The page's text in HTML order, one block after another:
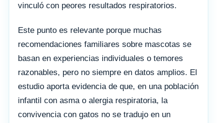
vinculó con peores resultados respiratorios.
Este punto es relevante porque muchas
recomendaciones familiares sobre mascotas se
basan en experiencias individuales o temores
razonables, pero no siempre en datos amplios. El
estudio aporta evidencia de que, en una población
infantil con asma o alergia respiratoria, la
convivencia con gatos no se tradujo en un